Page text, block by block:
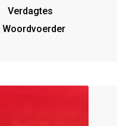
Verdagtes
Woordvoerder